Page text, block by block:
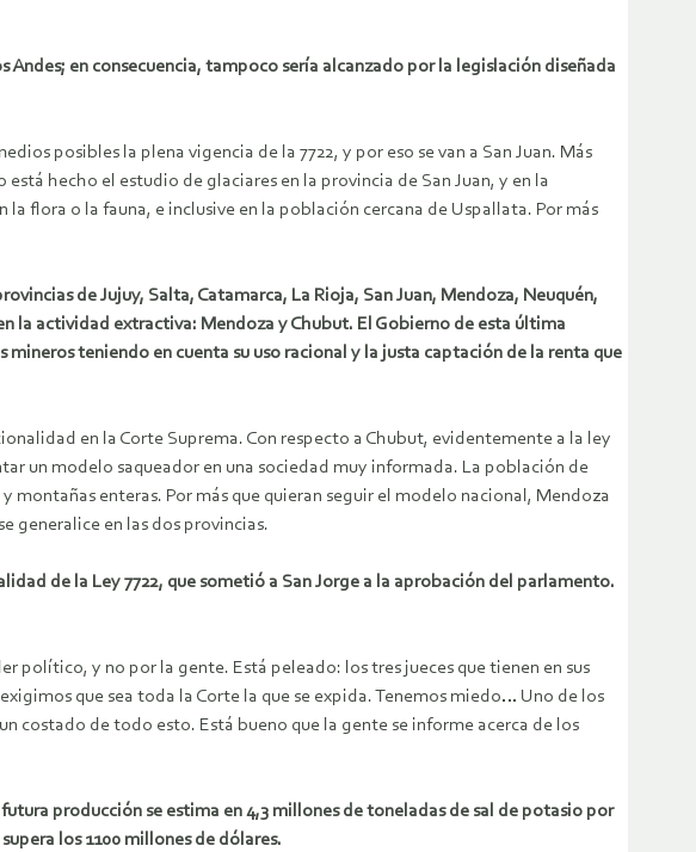
en consecuencia, tampoco sería alcanzado por la legislación diseñada
posibles la plena vigencia de la 7722, y por eso se van a San Juan. Más
hecho el estudio de glaciares en la provincia de San Juan, y en la
flora o la fauna, e inclusive en la población cercana de Uspallata. Por más
de Jujuy, Salta, Catamarca, La Rioja, San Juan, Mendoza, Neuquén,
la actividad extractiva: Mendoza y Chubut. El Gobierno de esta última
teniendo en cuenta su uso racional y la justa captación de la renta que
en la Corte Suprema. Con respecto a Chubut, evidentemente a la ley
un modelo saqueador en una sociedad muy informada. La población de
enteras. Por más que quieran seguir el modelo nacional, Mendoza
generalice en las dos provincias.
de la Ley 7722, que sometió a San Jorge a la aprobación del parlamento.
político, y no por la gente. Está peleado: los tres jueces que tienen en sus
que sea toda la Corte la que se expida. Tenemos miedo… Uno de los
costado de todo esto. Está bueno que la gente se informe acerca de los
producción se estima en 4,3 millones de toneladas de sal de potasio por
los 1100 millones de dólares.